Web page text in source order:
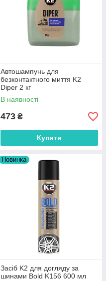
Автошампунь для
безконтактного миття K2
Diper 2 кг
В наявності
473 ₴
Купити
Новинка
Засіб K2 для догляду за
шинами Bold K156 600 мл